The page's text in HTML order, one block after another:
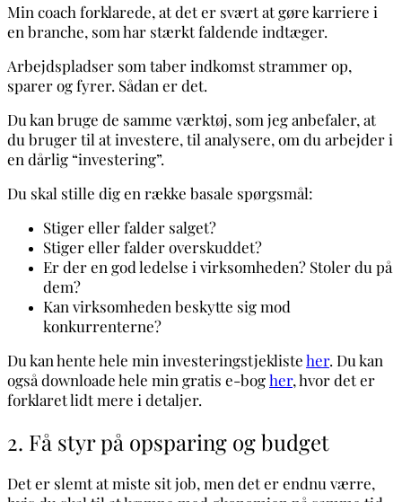
Min coach forklarede, at det er svært at gøre karriere i
en branche, som har stærkt faldende indtæger.
Arbejdspladser som taber indkomst strammer op,
sparer og fyrer. Sådan er det.
Du kan bruge de samme værktøj, som jeg anbefaler, at
du bruger til at investere, til analysere, om du arbejder i
en dårlig “investering”.
Du skal stille dig en række basale spørgsmål:
Stiger eller falder salget?
Stiger eller falder overskuddet?
Er der en god ledelse i virksomheden? Stoler du på
dem?
Kan virksomheden beskytte sig mod
konkurrenterne?
Du kan hente hele min investeringstjeklisteher. Du kan
også downloade hele min gratis e-bogher, hvor det er
forklaret lidt mere i detaljer.
2. Få styr på opsparing og budget
Det er slemt at miste sit job, men det er endnu værre,